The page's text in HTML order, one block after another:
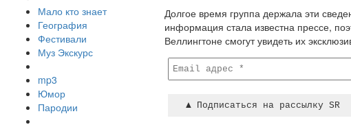
Мало кто знает
География
Фестивали
Муз Экскурс
mp3
Юмор
Пародии
Долгое время группа держала эти
информация стала известна прессе,
Веллингтоне смогут увидеть их